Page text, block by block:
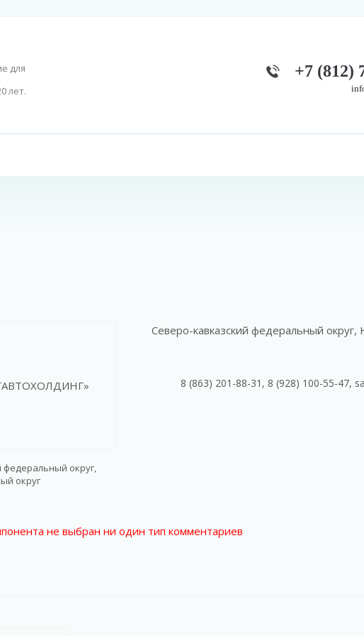
для
лет.
+7 (812)
федеральный округ,
округ
Северо-кавказский федеральный
8 (863) 201-88-31, 8 (928) 100-55-47,
не выбран ни один тип комментариев